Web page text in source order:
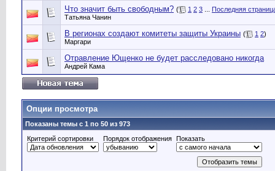
Что значит быть свободным? ( 1 2 3
Последняя
Татьяна Чанин
В регионах создают комитеты защиты Украины ( 1 2)
Маргари
Отравление Ющенко не будет расследовано никогда
Андрей Кама
Опции просмотра
Показаны темы с 1 по 50 из 973
Критерий сортировки
Порядок отображения Показать